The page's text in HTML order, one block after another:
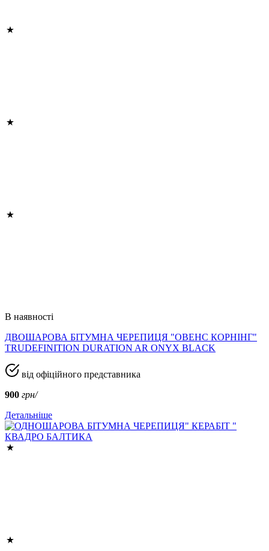
В наявності
ДВОШАРОВА БІТУМНА ЧЕРЕПИЦЯ "ОВЕНС КОРНІНГ"
TRUDEFINITION DURATION AR ONYX BLACK
від офіційного представника
900 грн/
Детальніше